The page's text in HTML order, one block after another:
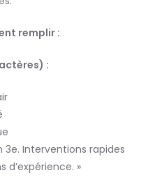
remplir :
:
3e. Interventions rapides
d’expérience. »